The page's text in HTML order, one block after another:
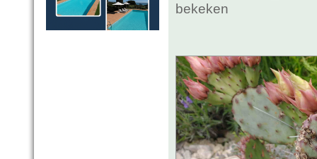
bekeken